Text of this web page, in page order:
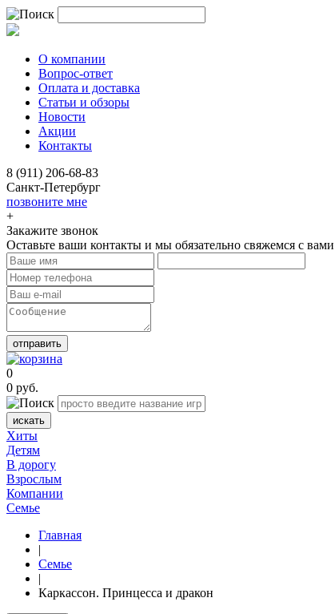
О компании
Вопрос-ответ
Оплата и доставка
Статьи и обзоры
Новости
Акции
Контакты
8 (911) 206-68-83
Санкт-Петербург
позвоните мне
+
Закажите звонок
Оставьте ваши контакты и мы обязательно свяжемся с
отправить
0
0 руб.
искать
Хиты
Детям
В дорогу
Взрослым
Компании
Семье
Главная
|
Семье
|
Каркассон. Принцесса и дракон